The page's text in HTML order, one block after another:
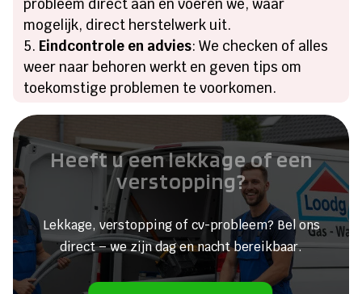
probleem direct aan en voeren we, waar
mogelijk, direct herstelwerk uit.
Eindcontrole en advies: We checken of alles
weer naar behoren werkt en geven tips om
toekomstige problemen te voorkomen.
Heeft u een lekkage of een
verstopping?
Lekkage, verstopping of cv-probleem? Bel ons
direct – we zijn dag en nacht bereikbaar.